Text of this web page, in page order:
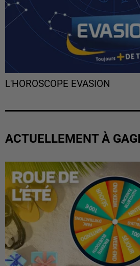
L'HOROSCOPE EVASION
ACTUELLEMENT À